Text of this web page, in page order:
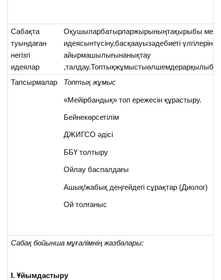
Сабақта
туындаған
негізгі
идеялар
Оқушыларбатырларжырыныңтақырыбы мен
идеясынтүсіну,басқаауызәдебиеті үлгілерінен
айырмашылығынанықтау
Тапсырмалар
Топтық жұмыс
«Мейірбандық» топ ережесін құрастыру.
Бейнекөрсетілім
ДЖИГСО әдісі
ББҮ толтыру
Ойлау баспалдағы
Ашық/жабық деңгейдегі сұрақтар (Диолог)
Ой толғаныс
Сабақ бойынша мұғалімнің жазбалары:
І. Ұйымдастыру